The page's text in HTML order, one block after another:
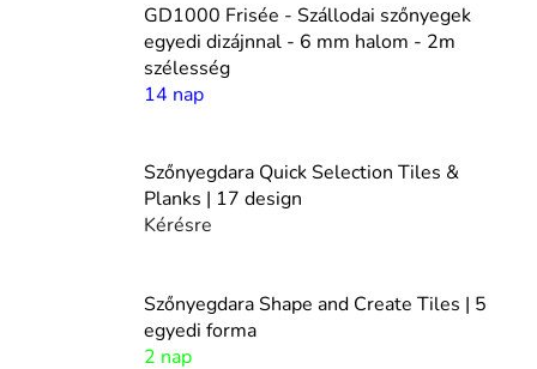
GD1000 Frisée - Szállodai szőnyegek
egyedi dizájnnal - 6 mm halom - 2m
szélesség
14 nap
Szőnyegdara Quick Selection Tiles &
Planks | 17 design
Kérésre
Szőnyegdara Shape and Create Tiles | 5
egyedi forma
2 nap